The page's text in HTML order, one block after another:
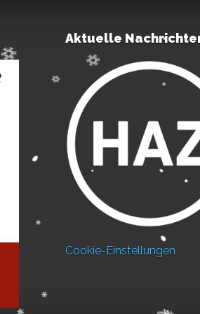
Aktuelle
Cookie-Einstellungen